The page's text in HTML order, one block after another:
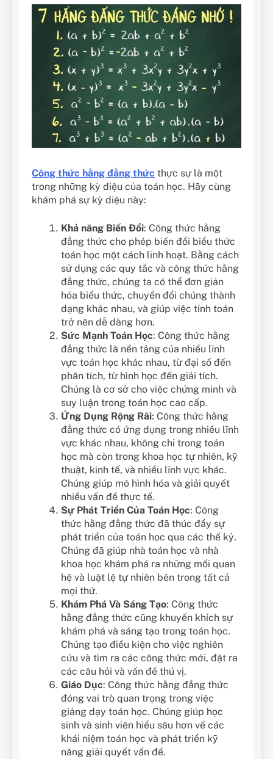
Công thức hằng đẳng thức thực sự là một
trong những kỳ diệu của toán học. Hãy cùng
khám phá sự kỳ diệu này:
Khả năng Biến Đổi: Công thức hằng
đẳng thức cho phép biến đổi biểu thức
toán học một cách linh hoạt. Bằng cách
sử dụng các quy tắc và công thức hằng
đẳng thức, chúng ta có thể đơn giản
hóa biểu thức, chuyển đổi chúng thành
dạng khác nhau, và giúp việc tính toán
trở nên dễ dàng hơn.
Sức Mạnh Toán Học: Công thức hằng
đẳng thức là nền tảng của nhiều lĩnh
vực toán học khác nhau, từ đại số đến
phân tích, từ hình học đến giải tích.
Chúng là cơ sở cho việc chứng minh và
suy luận trong toán học cao cấp.
Ứng Dụng Rộng Rãi: Công thức hằng
đẳng thức có ứng dụng trong nhiều lĩnh
vực khác nhau, không chỉ trong toán
học mà còn trong khoa học tự nhiên, kỹ
thuật, kinh tế, và nhiều lĩnh vực khác.
Chúng giúp mô hình hóa và giải quyết
nhiều vấn đề thực tế.
Sự Phát Triển Của Toán Học: Công
thức hằng đẳng thức đã thúc đẩy sự
phát triển của toán học qua các thế kỷ.
Chúng đã giúp nhà toán học và nhà
khoa học khám phá ra những mối quan
hệ và luật lệ tự nhiên bên trong tất cả
mọi thứ.
Khám Phá Và Sáng Tạo: Công thức
hằng đẳng thức cũng khuyến khích sự
khám phá và sáng tạo trong toán học.
Chúng tạo điều kiện cho việc nghiên
cứu và tìm ra các công thức mới, đặt ra
các câu hỏi và vấn đề thú vị.
Giáo Dục: Công thức hằng đẳng thức
đóng vai trò quan trọng trong việc
giảng dạy toán học. Chúng giúp học
sinh và sinh viên hiểu sâu hơn về các
khái niệm toán học và phát triển kỹ
năng giải quyết vấn đề.